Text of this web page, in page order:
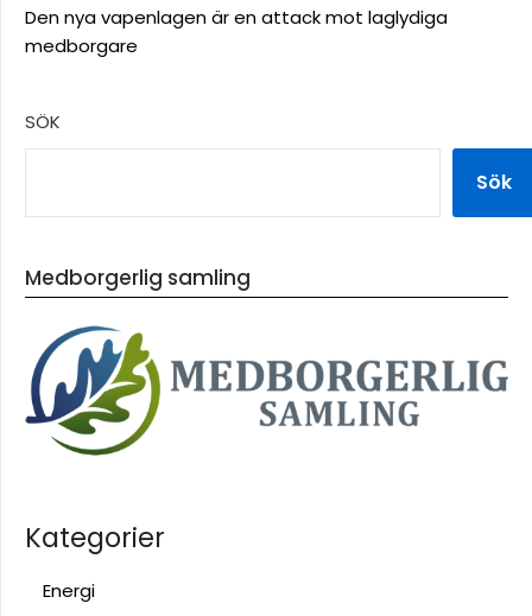
Den nya vapenlagen är en attack mot laglydiga
medborgare
SÖK
Sök
Medborgerlig samling
Kategorier
Energi